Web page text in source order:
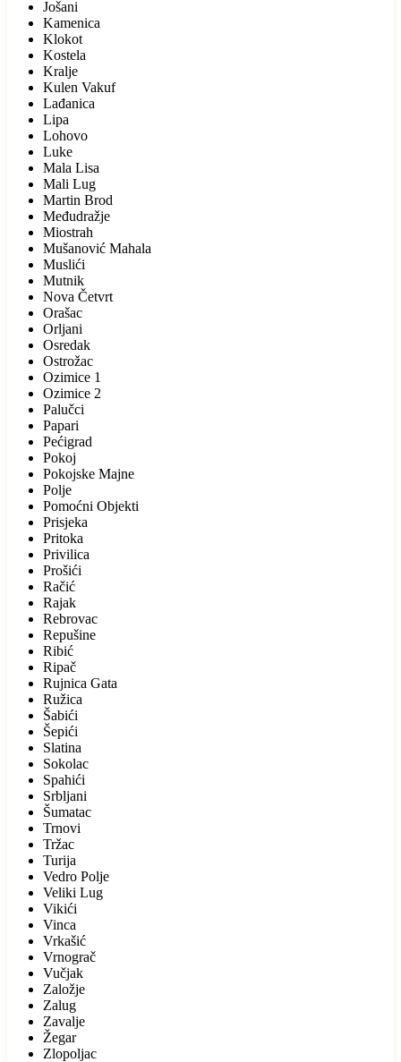
Jošani
Kamenica
Klokot
Kostela
Kralje
Kulen Vakuf
Lađanica
Lipa
Lohovo
Luke
Mala Lisa
Mali Lug
Martin Brod
Međudražje
Miostrah
Mušanović Mahala
Muslići
Mutnik
Nova Četvrt
Orašac
Orljani
Osredak
Ostrožac
Ozimice 1
Ozimice 2
Palučci
Papari
Pećigrad
Pokoj
Pokojske Majne
Polje
Pomoćni Objekti
Prisjeka
Pritoka
Privilica
Prošići
Račić
Rajak
Rebrovac
Repušine
Ribić
Ripač
Rujnica Gata
Ružica
Šabići
Šepići
Slatina
Sokolac
Spahići
Srbljani
Šumatac
Trnovi
Tržac
Turija
Vedro Polje
Veliki Lug
Vikići
Vinca
Vrkašić
Vrnograč
Vučjak
Založje
Zalug
Zavalje
Žegar
Zlopoljac